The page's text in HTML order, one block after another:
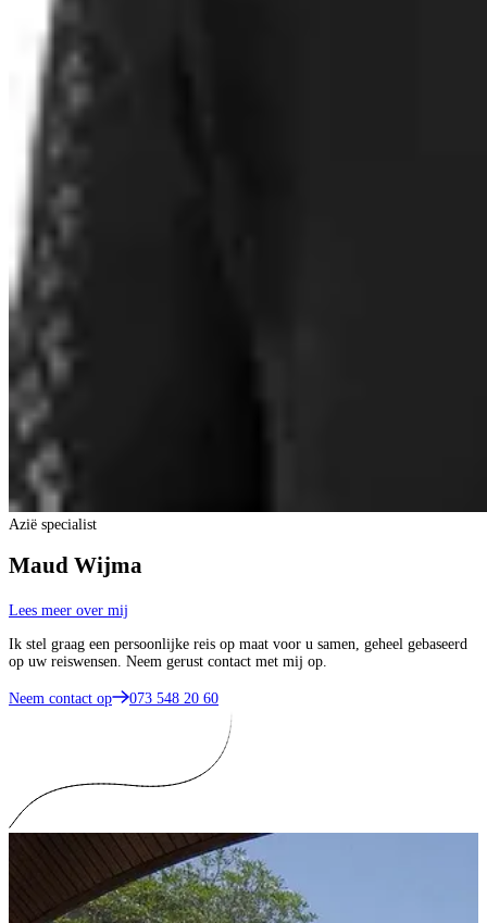
Azië specialist
Maud Wijma
Lees meer over mij
Ik stel graag een persoonlijke reis op maat voor u samen, geheel gebaseerd
op uw reiswensen. Neem gerust contact met mij op.
Neem contact op 073 548 20 60